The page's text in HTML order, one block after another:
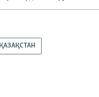
ҚАЗАҚСТАН